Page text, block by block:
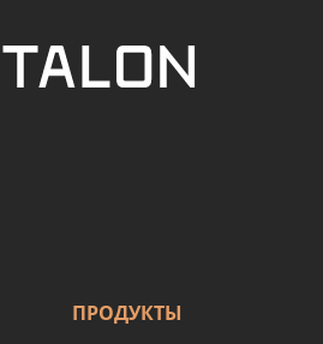
ПРОДУКТЫ